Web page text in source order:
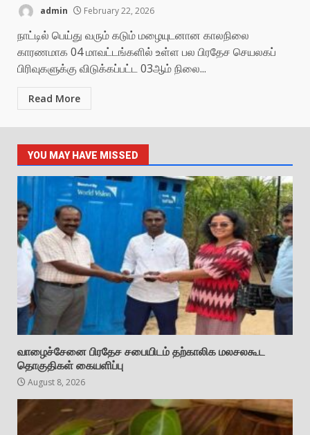
admin February 22, 2026
நாட்டில் பெய்து வரும் கடும் மழையுடனான காலநிலை
காரணமாக 04 மாவட்டங்களில் உள்ள பல பிரதேச செயலகப்
பிரிவுகளுக்கு விடுக்கப்பட்ட 03ஆம் நிலை...
Read More
YOU MAY HAVE MISSED
வாழைச்சேனை பிரதேச சபையிடம் தற்காலிக மலசலகூட
தொகுதிகள் கையளிப்பு
August 8, 2026